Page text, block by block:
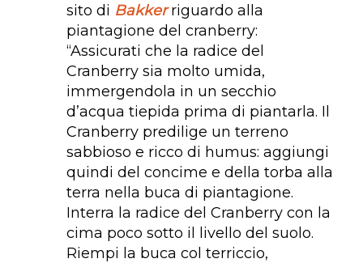
sito di Bakkerriguardo alla
piantagione del cranberry:
“Assicurati che la radice del
Cranberry sia molto umida,
immergendola in un secchio
d’acqua tiepida prima di piantarla. Il
Cranberry predilige un terreno
sabbioso e ricco di humus: aggiungi
quindi del concime e della torba alla
terra nella buca di piantagione.
Interra la radice del Cranberry con la
cima poco sotto il livello del suolo.
Riempi la buca col terriccio,